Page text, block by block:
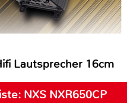
Lautsprecher 16cm
NXS NXR650CP